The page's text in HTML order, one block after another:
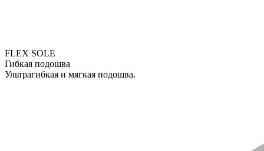
FLEX SOLE
Гибкая подошва
Ультрагибкая и мягкая подошва.